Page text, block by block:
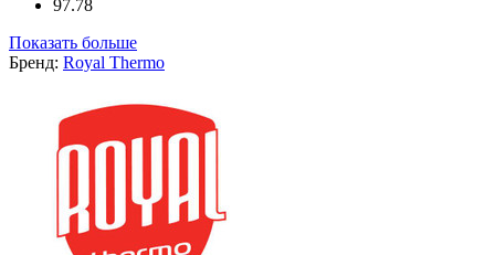
97.78
Показать больше
Бренд: Royal Thermo